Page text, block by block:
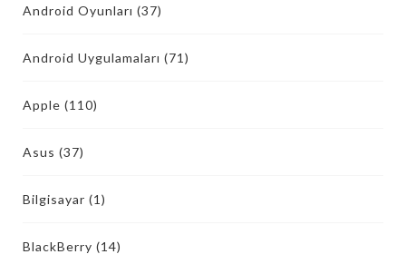
Android Oyunları (37)
Android Uygulamaları (71)
Apple (110)
Asus (37)
Bilgisayar (1)
BlackBerry (14)